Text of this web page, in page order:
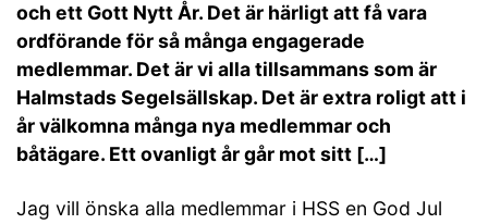
och ett Gott Nytt År. Det är härligt att få vara
ordförande för så många engagerade
medlemmar. Det är vi alla tillsammans som är
Halmstads Segelsällskap. Det är extra roligt att i
år välkomna många nya medlemmar och
båtägare. Ett ovanligt år går mot sitt […]
Jag vill önska alla medlemmar i HSS en God Jul